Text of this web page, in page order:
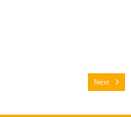
Next